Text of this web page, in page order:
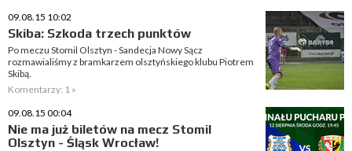
09.08.15 10:02
Skiba: Szkoda trzech punktów
Po meczu Stomil Olsztyn - Sandecja Nowy Sącz
rozmawialiśmy z bramkarzem olsztyńskiego klubu Piotrem
Skibą.
Komentarzy: 1 »
09.08.15 00:04
Nie ma już biletów na mecz Stomil
Olsztyn - Śląsk Wrocław!